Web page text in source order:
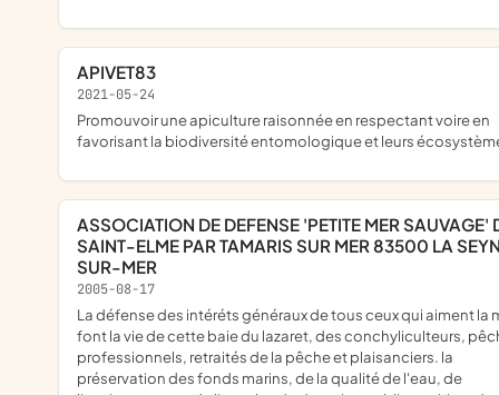
APIVET83
2021-05-24
promouvoir une apiculture raisonnée en respectant voire en
favorisant la biodiversité entomologique et leurs
ASSOCIATION DE DEFENSE 'PETITE MER SAUVAGE' DE
SAINT-ELME PAR TAMARIS SUR MER 83500 LA
SUR-MER
2005-08-17
la défense des intéréts généraux de tous ceux qui aiment la mer et
font la vie de cette baie du lazaret, des conchyliculteurs,
professionnels, retraités de la pêche et plaisanciers. la
préservation des fonds marins, de la qualité de l'eau, de